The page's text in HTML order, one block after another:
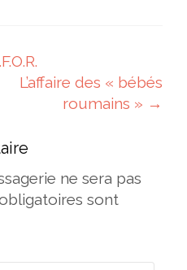
L’affaire des « bébés
roumains » →
ne sera pas
sont